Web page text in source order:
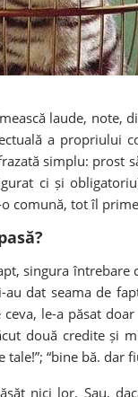
laude, note,
a propriului
simplu: prost
ci și
comună, tot îl
singura întrebare
dat seama de
ceva, le-a păsat
două credite și
tale!”; “bine bă.
nici lor. Sau,